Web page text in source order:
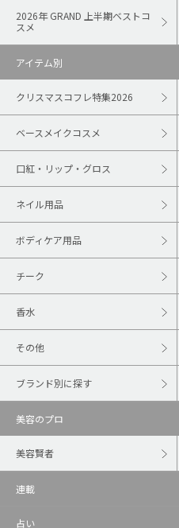
2026年 GRAND 上半期ベストコ
スメ
アイテム別
クリスマスコフレ特集2026
ベースメイクコスメ
口紅・リップ・グロス
ネイル用品
ボディケア用品
チーク
香水
その他
ブランド別に探す
美容のプロ
美容賢者
連載
占い